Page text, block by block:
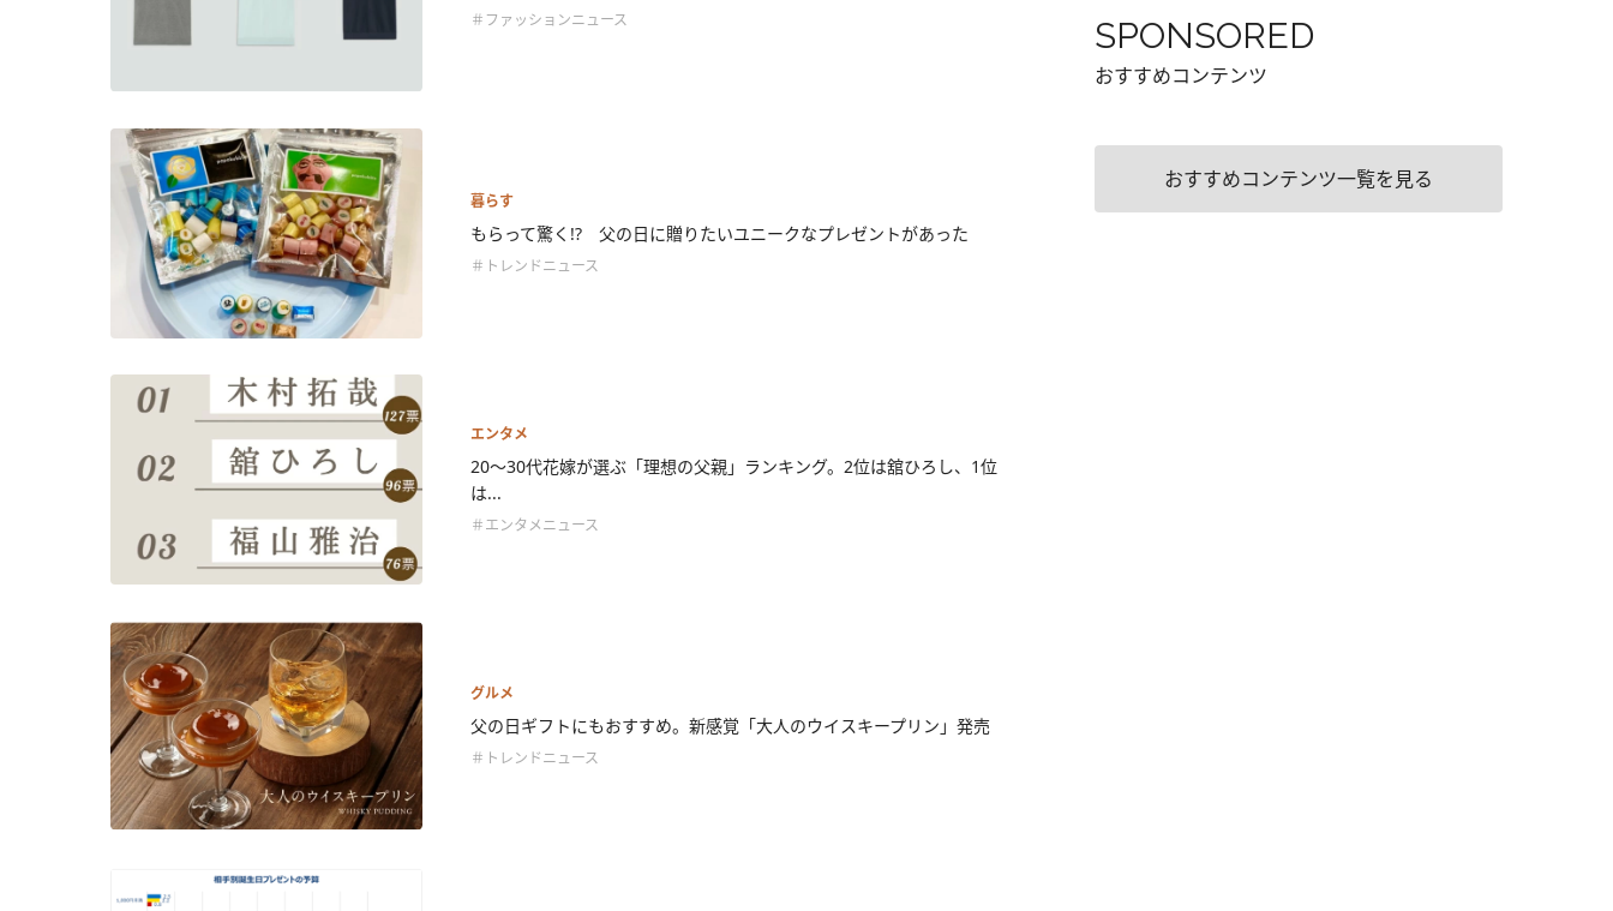
＃ファッションニュース
暮らす
もらって驚く!? 父の日に贈りたいユニークなプレゼントがあった
＃トレンドニュース
エンタメ
20〜30代花嫁が選ぶ「理想の父親」ランキング。2位は舘ひろし、1位
は...
＃エンタメニュース
グルメ
父の日ギフトにもおすすめ。新感覚「大人のウイスキープリン」発売
＃トレンドニュース
SPONSORED
おすすめコンテンツ
おすすめコンテンツ一覧を見る